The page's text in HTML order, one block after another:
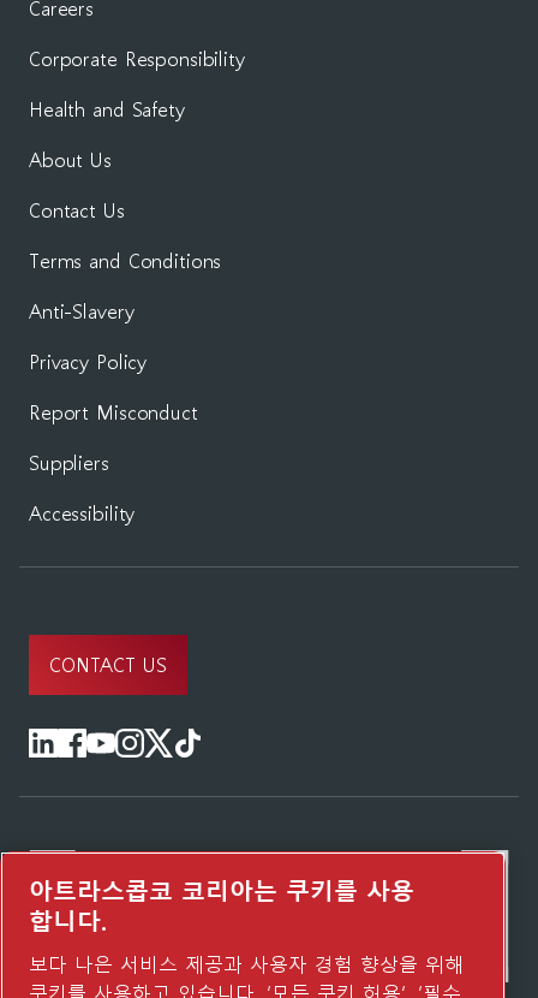
Careers
Corporate Responsibility
Health and Safety
About Us
Contact Us
Terms and Conditions
Anti-Slavery
Privacy Policy
Report Misconduct
Suppliers
Accessibility
CONTACT US
아트라스콥코 코리아는 쿠키를 사용
합니다.
보다 나은 서비스 제공과 사용자 경험 향상을 위해